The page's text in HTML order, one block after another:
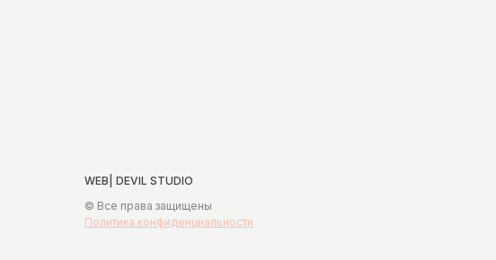
WEB| DEVIL STUDIO
© Все права защищены
Политика конфиденциальности